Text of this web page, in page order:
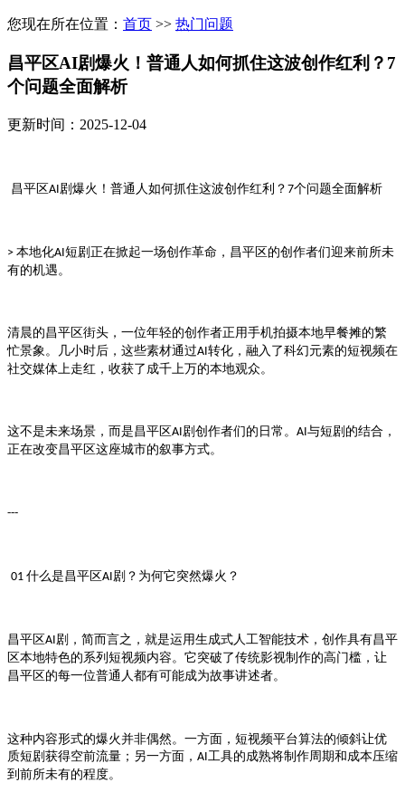
您现在所在位置： 首页 >> 热门问题
昌平区AI剧爆火！普通人如何抓住这波创作红利？7
个问题全面解析
更新时间：2025-12-04
昌平区AI 剧爆火！普通人如何抓住这波创作红利？ 7个问题全面解析
> 本地化AI 短剧正在掀起一场创作革命， 昌平区 的创作者们迎来前所未
有的机遇。
清晨的昌平区街头，一位年轻的创作者正用手机拍摄本地早餐摊的繁
忙景象。几小时后，这些素材通过AI 转化，融入了科幻元素的短视频在
社交媒体上走红，收获了成千上万的本地观众。
这不是未来场景，而是昌平区AI 剧创作者们的日常。 AI 与短剧的结合，
正在改变昌平区这座城市的叙事方式。
---
01 什么是昌平区AI 剧？为何它突然爆火？
昌平区AI 剧，简而言之，就是运用生成式人工智能技术，创作具有昌平
区本地特色的系列短视频内容。它突破了传统影视制作的高门槛，让
昌平区 的每一位普通人都有可能成为故事讲述者。
这种内容形式的爆火并非偶然。一方面，短视频平台算法的倾斜让优
质短剧获得空前流量；另一方面， AI 工具的成熟将制作周期和成本压缩
到前所未有的程度。